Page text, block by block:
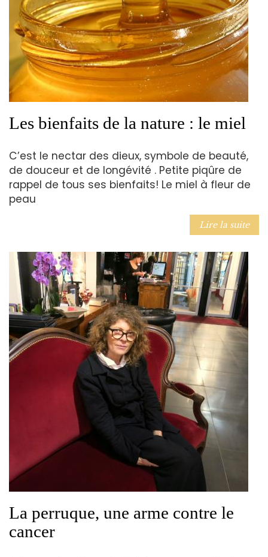
Les bienfaits de la nature : le miel
C’est le nectar des dieux, symbole de beauté,
de douceur et de longévité . Petite piqûre de
rappel de tous ses bienfaits! Le miel à fleur de
peau
Lire la suite
La perruque, une arme contre le
cancer